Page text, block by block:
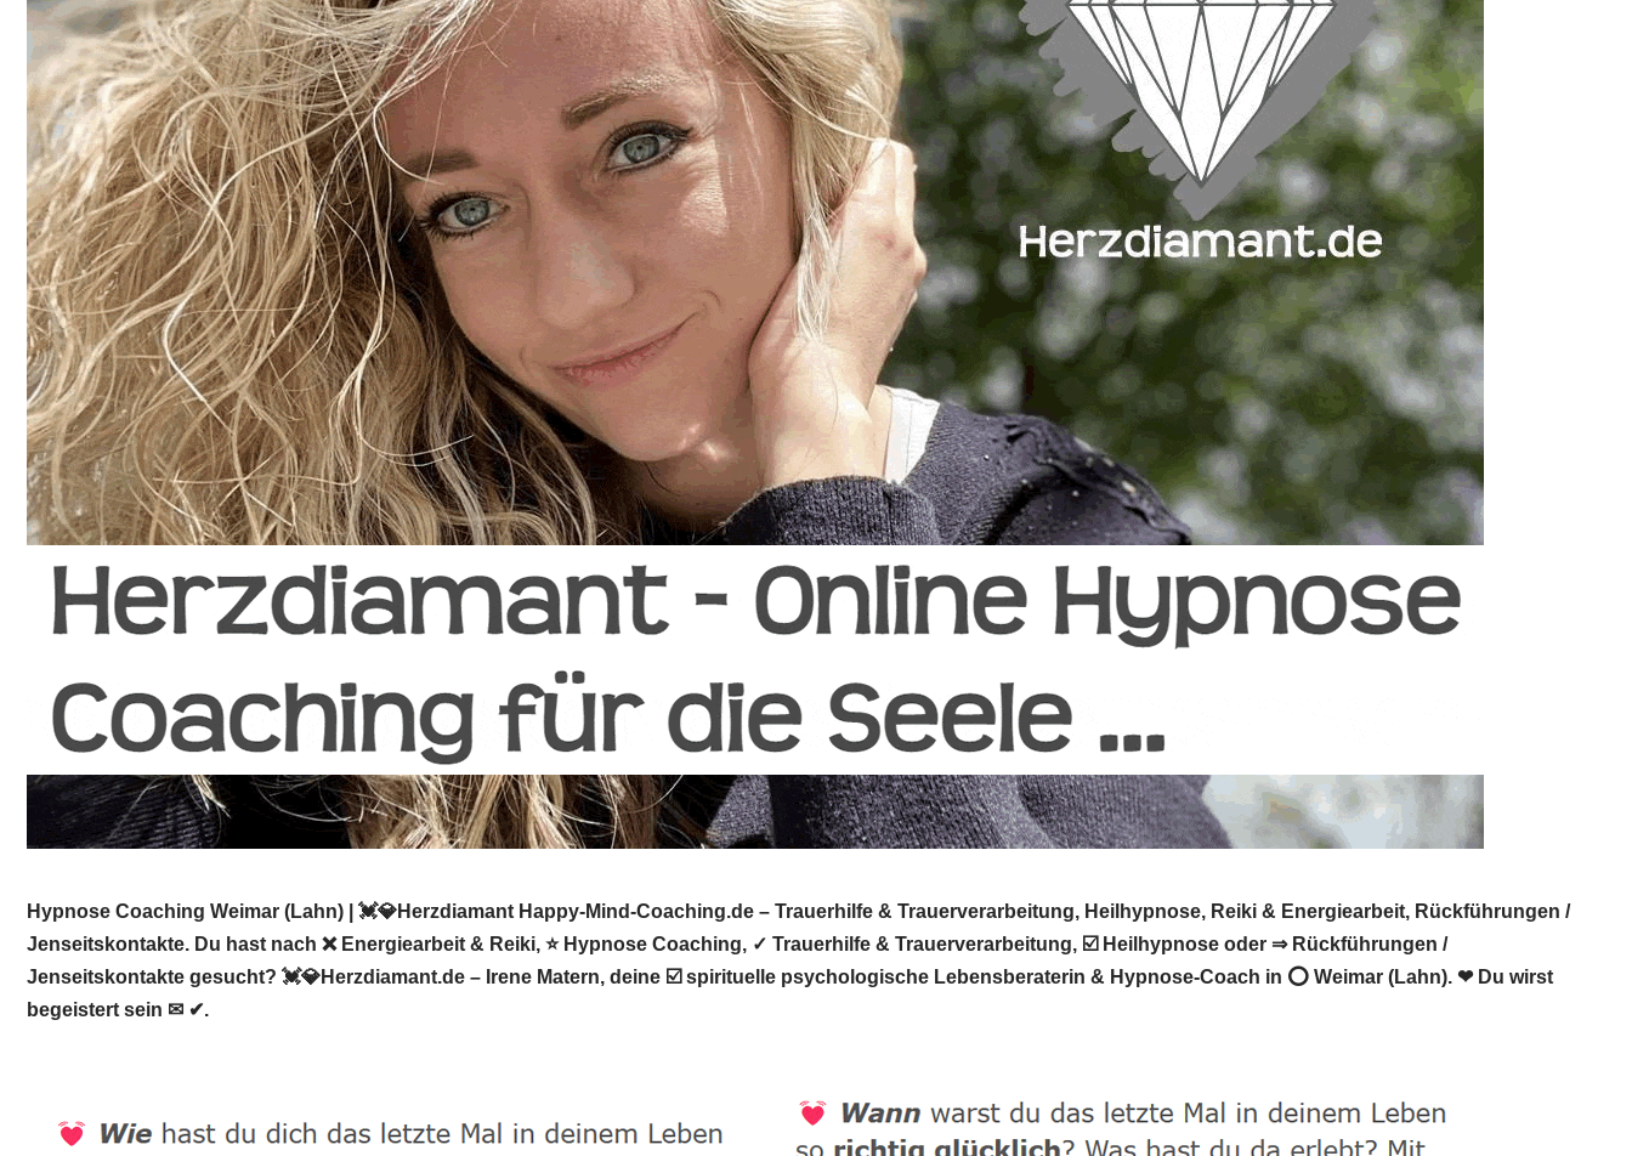
Hypnose Coaching Weimar (Lahn) | 💓️💎Herzdiamant Happy-Mind-Coaching.de – Trauerhilfe & Trauerverarbeitung, Heilhypnose, Reiki & Energiearbeit, Rückführungen /
Jenseitskontakte. Du hast nach ❌ Energiearbeit & Reiki, ⭐ Hypnose Coaching, ✓ Trauerhilfe & Trauerverarbeitung, ☑️ Heilhypnose oder ⇒ Rückführungen /
Jenseitskontakte gesucht? 💓️💎Herzdiamant.de – Irene Matern, deine ☑️ spirituelle psychologische Lebensberaterin & Hypnose-Coach in ⭕ Weimar (Lahn). ❤ Du wirst
begeistert sein ✉ ✔.